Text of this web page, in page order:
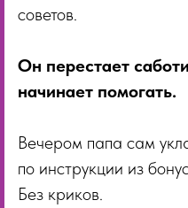
советов.
Он перестает
начинает помогать.
Вечером папа сам
по инструкции из
Без криков.